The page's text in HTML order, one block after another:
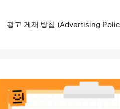
광고 게재 방침 (Advertising